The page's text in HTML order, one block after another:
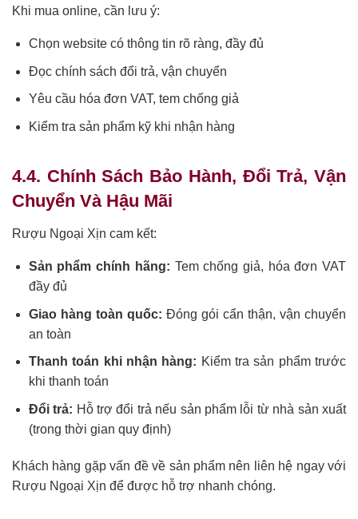
Khi mua online, cần lưu ý:
Chọn website có thông tin rõ ràng, đầy đủ
Đọc chính sách đổi trả, vận chuyển
Yêu cầu hóa đơn VAT, tem chống giả
Kiểm tra sản phẩm kỹ khi nhận hàng
4.4. Chính Sách Bảo Hành, Đổi Trả, Vận
Chuyển Và Hậu Mãi
Rượu Ngoại Xịn cam kết:
Sản phẩm chính hãng: Tem chống giả, hóa đơn VAT
đầy đủ
Giao hàng toàn quốc: Đóng gói cẩn thận, vận chuyển
an toàn
Thanh toán khi nhận hàng: Kiểm tra sản phẩm trước
khi thanh toán
Đổi trả: Hỗ trợ đổi trả nếu sản phẩm lỗi từ nhà sản xuất
(trong thời gian quy định)
Khách hàng gặp vấn đề về sản phẩm nên liên hệ ngay với
Rượu Ngoại Xịn để được hỗ trợ nhanh chóng.